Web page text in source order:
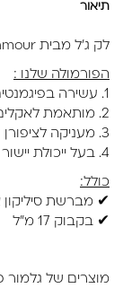
תיאור
לק ג'ל מבית Glamour מונה מעל 200 גוונים מרהיבים.
הפורמולה שלנו :
1. עשירה בפיגמנטים איכותיים
2. מותאמת לאקלים הישראלי
3. מעניקה לציפורן חוזק, ברק ועמידות גבוהה
4. בעל ייכולת יישור עצמי
כולל:
✔ מברשת
✔ בקבוק 17 מ"ל
מוצרים של גלמור